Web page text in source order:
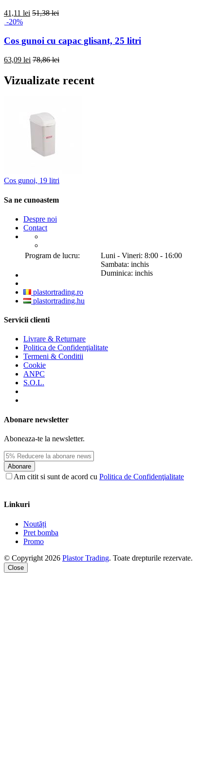
41,11 lei 51,38 lei
-20%
Cos gunoi cu capac glisant, 25 litri
63,09 lei 78,86 lei
Vizualizate recent
Cos gunoi, 19 litri
Sa ne cunoastem
Despre noi
Contact
Program de lucru:
Luni - Vineri: 8:00 - 16:00
Sambata: inchis
Duminica: inchis
plastortrading.ro
plastortrading.hu
Servicii clienti
Livrare & Returnare
Politica de Confidenţialitate
Termeni & Conditii
Cookie
ANPC
S.O.L.
Abonare newsletter
Aboneaza-te la newsletter.
Abonare
Am citit si sunt de acord cu Politica de Confidenţialitate
Linkuri
Noutăți
Pret bomba
Promo
© Copyright 2026 Plastor Trading. Toate drepturile rezervate.
Close